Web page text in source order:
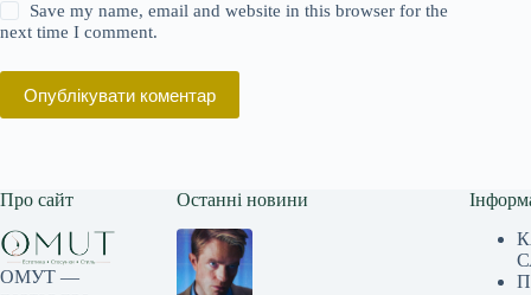
Save my name, email and website in this browser for the
next time I comment.
Опублікувати коментар
Про сайт
ОМУТ —
Останні новини